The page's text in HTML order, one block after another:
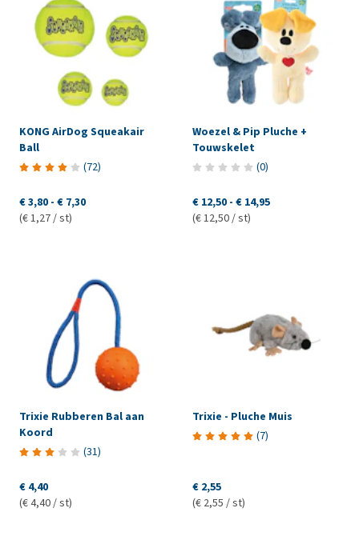
KONG AirDog Squeakair
Ball
(72)
€ 3,80 - € 7,30
(€ 1,27 / st)
Woezel & Pip Pluche +
Touwskelet
(0)
€ 12,50 - € 14,95
(€ 12,50 / st)
Trixie Rubberen Bal aan
Koord
(31)
€ 4,40
(€ 4,40 / st)
Trixie - Pluche Muis
(7)
€ 2,55
(€ 2,55 / st)